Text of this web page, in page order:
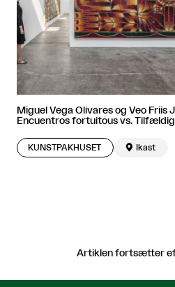
Miguel Vega Olivares og Veo Friis
Encuentros fortuitous vs.
KUNSTPAKHUSET  Ikast
Artiklen fortsætter